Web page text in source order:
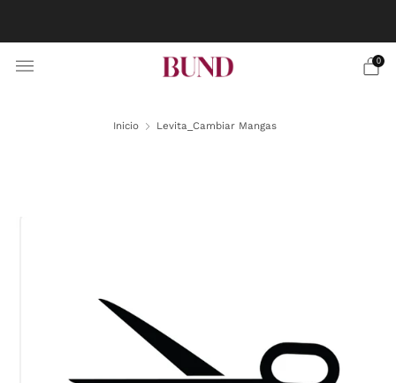
0
Inicio Levita_Cambiar Mangas